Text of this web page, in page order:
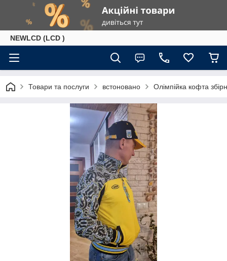
NEWLCD (LCD )
Товари та послуги встоновано Олімпійка кофта